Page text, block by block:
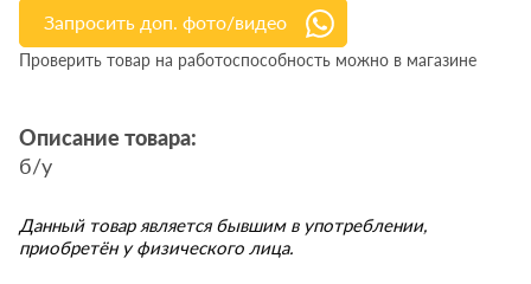
Запросить доп. фото/видео
Проверить товар на работоспособность можно в магазине
Описание товара:
б/у
Данный товар является бывшим в употреблении,
приобретён у физического лица.